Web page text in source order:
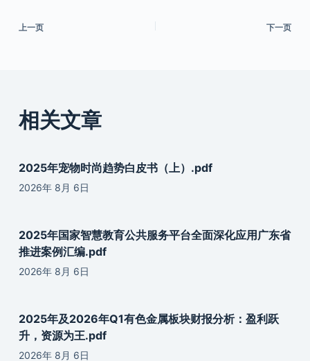
上一页 下一页
相关文章
2025年宠物时尚趋势白皮书（上）.pdf
2026年 8月 6日
2025年国家智慧教育公共服务平台全面深化应用广东省
推进案例汇编.pdf
2026年 8月 6日
2025年及2026年Q1有色金属板块财报分析：盈利跃
升，资源为王.pdf
2026年 8月 6日